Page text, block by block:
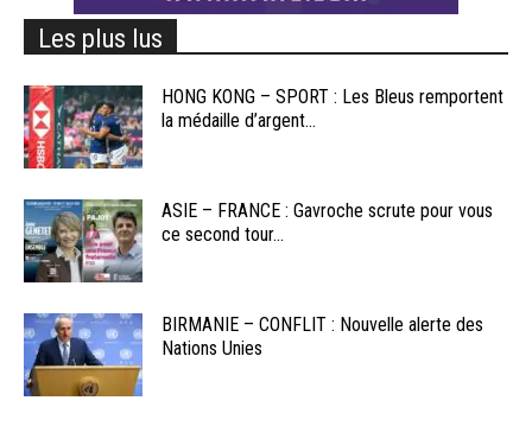
Les plus lus
HONG KONG – SPORT : Les Bleus remportent
la médaille d’argent...
ASIE – FRANCE : Gavroche scrute pour vous
ce second tour...
BIRMANIE – CONFLIT : Nouvelle alerte des
Nations Unies